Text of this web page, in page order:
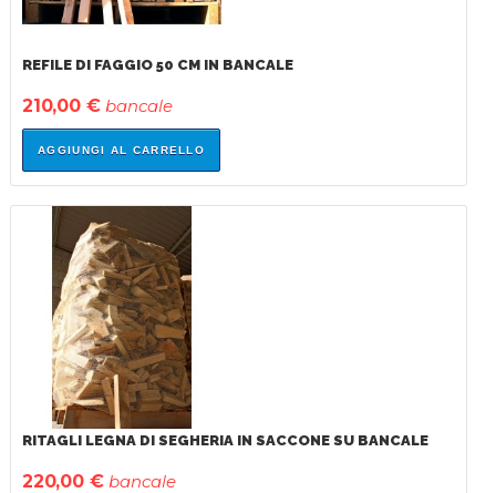
REFILE DI FAGGIO 50 CM IN BANCALE
210,00 €bancale
AGGIUNGI AL CARRELLO
RITAGLI LEGNA DI SEGHERIA IN SACCONE SU BANCALE
220,00 € bancale